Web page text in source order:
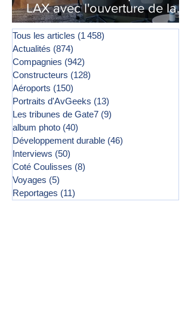
LAX avec l'ouverture de la
première phase d'un second
salon Delta One
Tous les articles (1 458)
Actualités (874)
Compagnies (942)
Constructeurs (128)
Aéroports (150)
Portraits d'AvGeeks (13)
Les tribunes de Gate7 (9)
album photo (40)
Développement durable (46)
Interviews (50)
Coté Coulisses (8)
Voyages (5)
Reportages (11)